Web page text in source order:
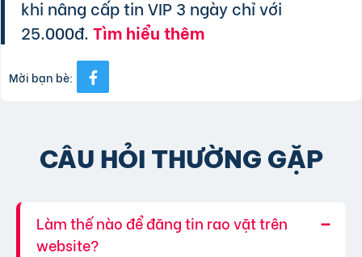
khi nâng cấp tin VIP 3 ngày chỉ với
25.000đ.Tìm hiểu thêm
Mời bạn bè:
CÂU HỎI THƯỜNG GẶP
Làm thế nào để đăng tin rao vặt trên
website?